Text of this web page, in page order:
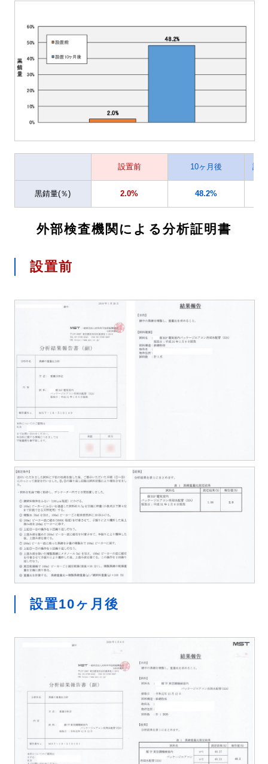
設置前 10ヶ月後 設
黒錆量(％) 2.0% 48.2%
外部検査機関による分析証明書
設置前
設置10ヶ月後